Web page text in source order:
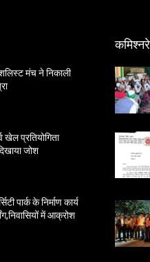
मंच ने निकाली
खेल प्रतियोगिता
जोश
पार्क के निर्माण कार्य
में आक्रोश